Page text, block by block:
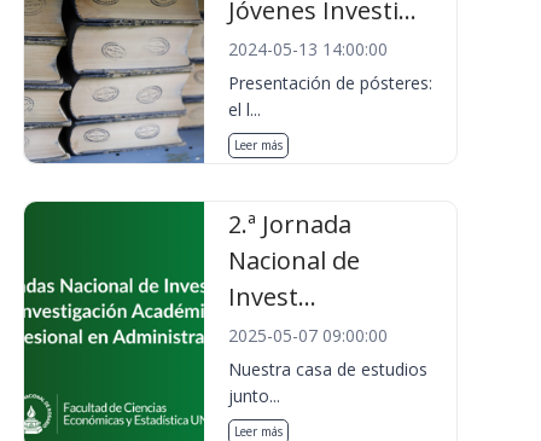
Jóvenes Investi...
2024-05-13 14:00:00
Presentación de pósteres:
el l...
Leer más
2.ª Jornada
Nacional de
Invest...
2025-05-07 09:00:00
Nuestra casa de estudios
junto...
Leer más